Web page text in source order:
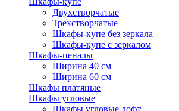
Двухстворчатые
Трехстворчатые
Шкафы-купе без зеркала
Шкафы-купе с зеркалом
Шкафы-пеналы
Ширина 40 см
Ширина 60 см
Шкафы платяные
Шкафы угловые
Шкафы угловые лофт